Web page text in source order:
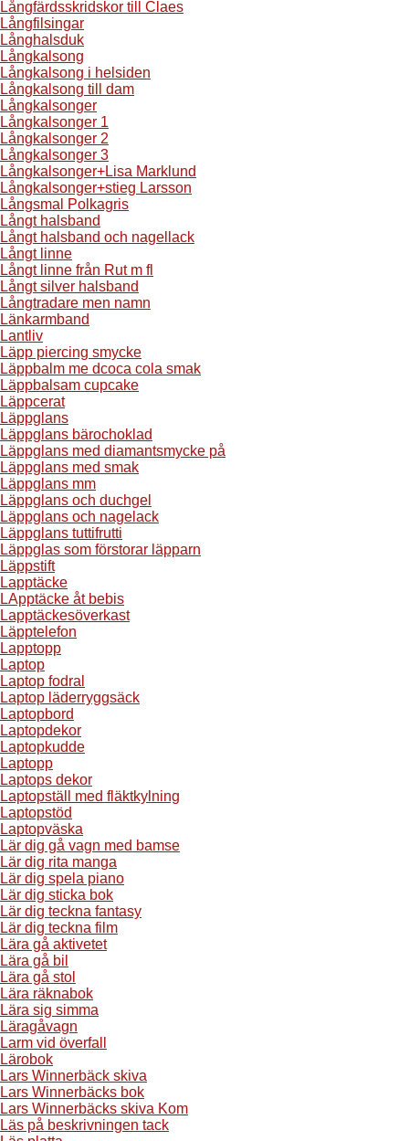
Långfärdsskridskor till Claes
Långfilsingar
Långhalsduk
Långkalsong
Långkalsong i helsiden
Långkalsong till dam
Långkalsonger
Långkalsonger 1
Långkalsonger 2
Långkalsonger 3
Långkalsonger+Lisa Marklund
Långkalsonger+stieg Larsson
Långsmal Polkagris
Långt halsband
Långt halsband och nagellack
Långt linne
Långt linne från Rut m fl
Långt silver halsband
Långtradare men namn
Länkarmband
Lantliv
Läpp piercing smycke
Läppbalm me dcoca cola smak
Läppbalsam cupcake
Läppcerat
Läppglans
Läppglans bärochoklad
Läppglans med diamantsmycke på
Läppglans med smak
Läppglans mm
Läppglans och duchgel
Läppglans och nagelack
Läppglans tuttifrutti
Läppglas som förstorar läpparn
Läppstift
Lapptäcke
LApptäcke åt bebis
Lapptäckesöverkast
Läpptelefon
Lapptopp
Laptop
Laptop fodral
Laptop läderryggsäck
Laptopbord
Laptopdekor
Laptopkudde
Laptopp
Laptops dekor
Laptopställ med fläktkylning
Laptopstöd
Laptopväska
Lär dig gå vagn med bamse
Lär dig rita manga
Lär dig spela piano
Lär dig sticka bok
Lär dig teckna fantasy
Lär dig teckna film
Lära gå aktivetet
Lära gå bil
Lära gå stol
Lära räknabok
Lära sig simma
Läragåvagn
Larm vid överfall
Lärobok
Lars Winnerbäck skiva
Lars Winnerbäcks bok
Lars Winnerbäcks skiva Kom
Läs på beskrivningen tack